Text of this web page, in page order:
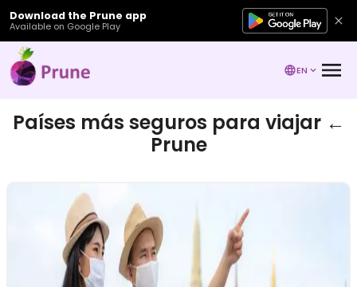
Download the Prune app
Available on Google Play
EN
Países más seguros para viajar ←
Prune